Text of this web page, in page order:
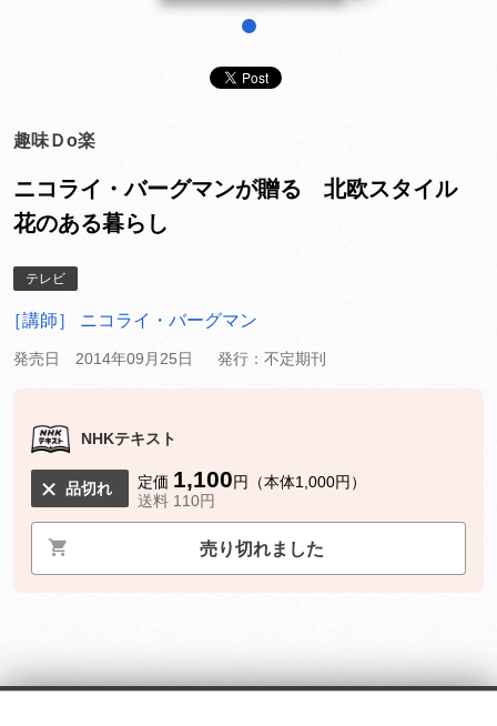
趣味Ｄo楽
ニコライ・バーグマンが贈る 北欧スタイル
花のある暮らし
テレビ
［講師］ ニコライ・バーグマン
発売日 2014年09月25日 発行：不定期刊
NHKテキスト
品切れ 定価 1,100円（本体1,000円）
送料 110円
売り切れました